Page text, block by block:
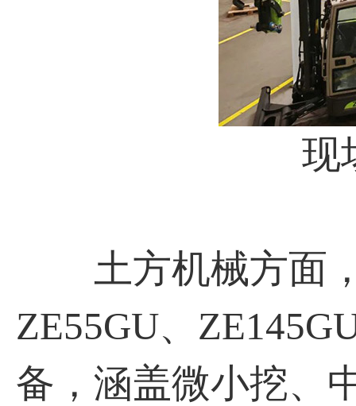
现场
土方机械方面，
ZE55GU、
备，涵盖微小挖、